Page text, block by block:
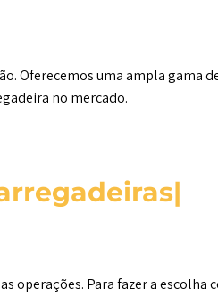
Oferecemos uma ampla gama
no mercado.
|
operações. Para fazer a escolha